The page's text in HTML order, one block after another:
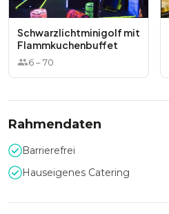
Schwarzlichtminigolf mit
Flammkuchenbuffet
6–70
Rahmendaten
Barrierefrei
Hauseigenes Catering